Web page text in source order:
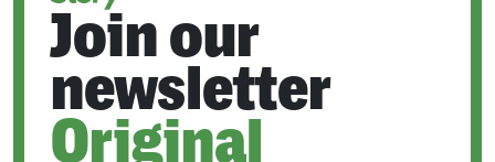
Join our
newsletter
Original